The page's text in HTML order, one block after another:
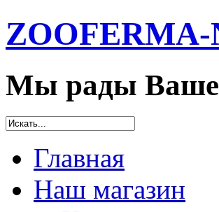
ZOOFERMA-
Мы рады
Главная
Наш магазин